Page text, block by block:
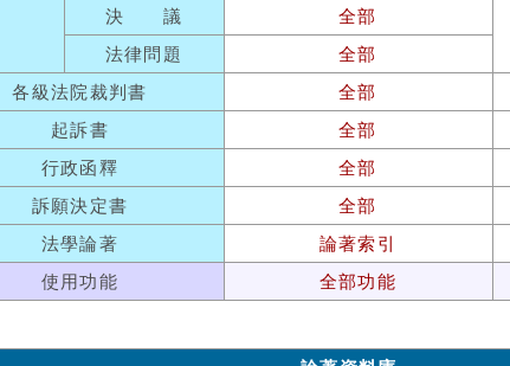
決 議
全部
法律問題
全部
各級法院裁判書
全部
起訴書
全部
行政函釋
全部
訴願決定書
全部
法學論著
論著索引
使用功能
全部功能